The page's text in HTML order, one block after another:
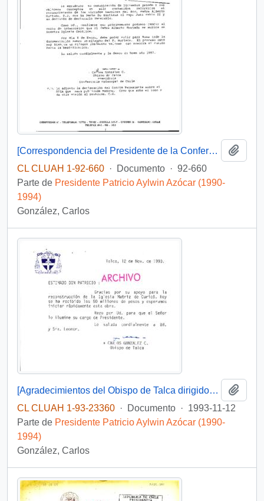
[Correspondencia del Presidente de la Conferencia Episcopal de Chile dirigida al Presidente Patricio Aylwin]
CL CLUAH 1-92-660 · Documento · 92-660
Parte de Presidente Patricio Aylwin Azócar (1990-
1994)
González, Carlos
[Agradecimientos del Obispo de Talca dirigidos al Presidente Patricio Aylwin por el apoyo en la reconstrucción de la Iglesia Matriz de Curicó]
CL CLUAH 1-93-23360 · Documento · 1993-11-12
Parte de Presidente Patricio Aylwin Azócar (1990-
1994)
González, Carlos